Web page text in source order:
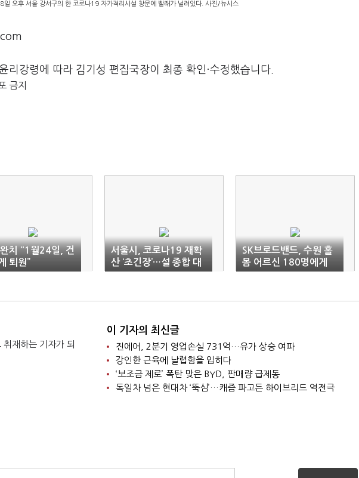
일 오후 서울 강서구의 한 코로나19 자가격리시설 창문에 빨래가 널려있다. 사진/뉴시스
리강령에 따라 김기성 편집국장이 최종 확인·수정했습니다.
금지
치 “1월24일, 건
퇴원”
서울시, 코로나19 재확
산 ‘초긴장’…설 종합 대
책 가동
SK브로드밴드, 수원 홀
몸 어르신 180명에게
총 1만3000여식 제공
재하는 기자가 되
이 기자의 최신글
진에어, 2분기 영업손실 731억…유가 상승 여파
강인한 근육에 날렵함을 입히다
‘보조금 제로’ 폭탄 맞은 BYD, 판매량 급제동
독일차 넘은 현대차 ‘뚝심’…캐즘 파고든 하이브리드 역전극